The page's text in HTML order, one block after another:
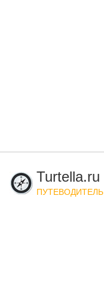
Turtella.ru
ПУТЕВОДИТЕЛЬ